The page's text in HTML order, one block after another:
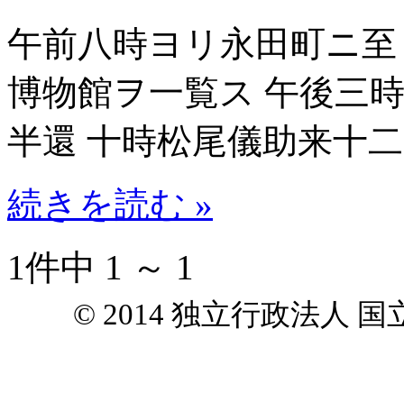
午前八時ヨリ永田町ニ
博物館ヲ一覧ス 午後三
半還 十時松尾儀助来十
続きを読む »
1件中 1 ～ 1
© 2014 独立行政法人 国